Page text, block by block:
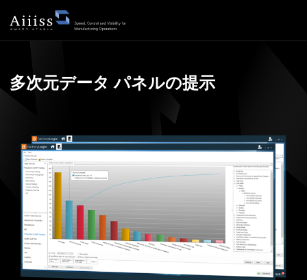
多次元データ パネルの提示